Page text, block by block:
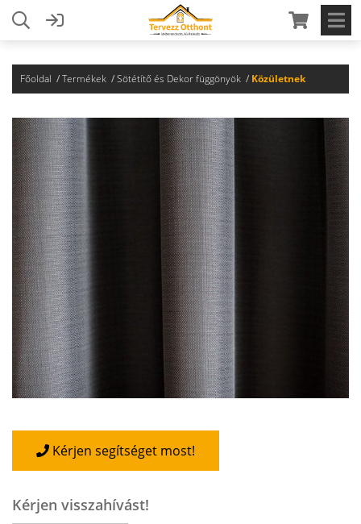
Főoldal Termékek Sötétítő és Dekor függönyök Közületnek
Kérjen segítséget most!
Kérjen visszahívást!